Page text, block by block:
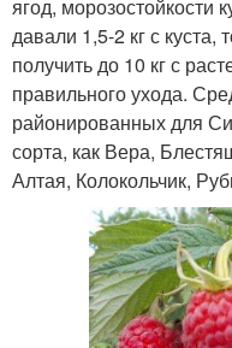
ягод, морозостойкости
давали 1,5-2 кг с
получить до 10 кг с
правильного ухода.
районированных для
сорта, как Вера,
Алтая, Колокольчик,